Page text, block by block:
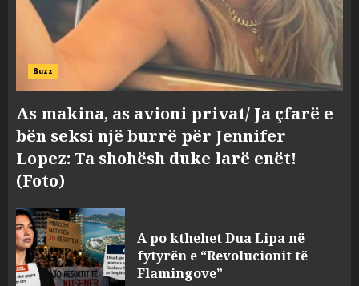
Buzz
As makina, as avioni privat/ Ja çfarë e
bën seksi një burrë për Jennifer
Lopez: Ta shohësh duke larë enët!
(Foto)
A po kthehet Dua Lipa në
fytyrën e “Revolucionit të
Flamingove”